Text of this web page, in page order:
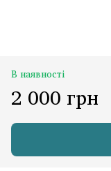
В наявності
2 000 грн